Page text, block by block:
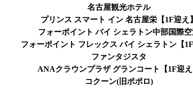
名古屋観光ホテル
プリンス スマート イン 名古屋栄【1F迎え】
フォーポイント バイ シェラトン中部国際
フォーポイント フレックス バイ シェラトン【1F
ファンタジスタ
ANAクラウンプラザ グランコート【1F迎え
コクーン(旧ポポロ)